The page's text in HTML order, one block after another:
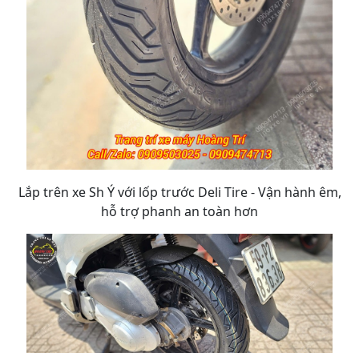
Lắp trên xe Sh Ý với lốp trước Deli Tire - Vận hành êm,
hỗ trợ phanh an toàn hơn